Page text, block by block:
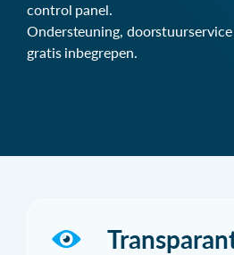
control panel.
Ondersteuning,
gratis inbegrepen.